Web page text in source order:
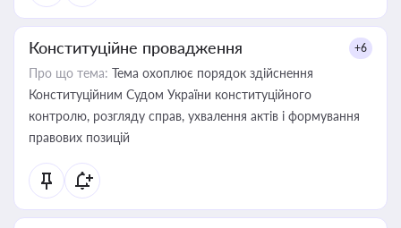
Конституційне провадження +6
Про що тема: Тема охоплює порядок здійснення
Конституційним Судом України конституційного
контролю, розгляду справ, ухвалення актів і формування
правових позицій